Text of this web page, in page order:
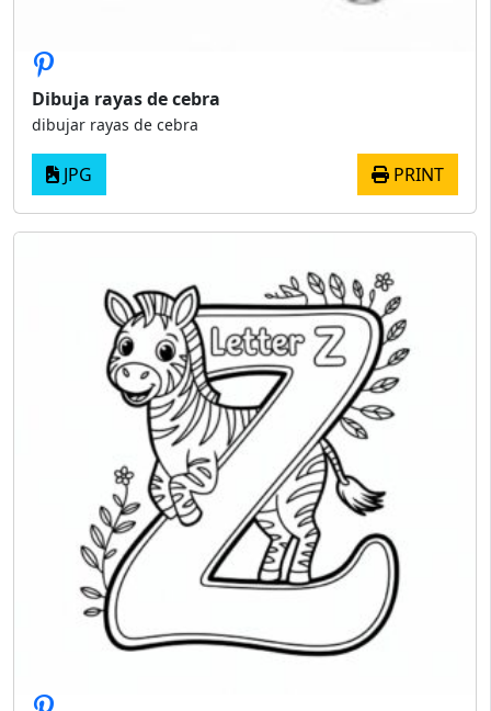
Dibuja rayas de cebra
dibujar rayas de cebra
JPG PRINT